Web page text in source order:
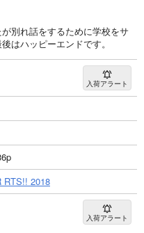
別れ話をするために学校をサ
はハッピーエンドです。
入荷アラート
2018
入荷アラート